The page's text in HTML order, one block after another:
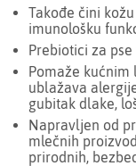
Takođe čini
imunološku
Prebiotici za
Pomaže kućnim
ublažava
gubitak dlake,
Napravljen od
mlečnih
prirodnih,